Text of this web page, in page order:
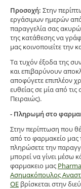
Προσοχή: Στην
εργάσιμων ημερών
παραγγελία σας
της κατάθεσης να
μας κοινοποιείτε
Τα τυχόν έξοδα της
και επιβαρύνουν
αποφύγετε επιπλέον
ευθείας σε μία από
Πειραιώς).
- Πληρωμή στο
Στην περίπτωση που
από το φαρμακείο μας
πληρώσετε την
μπορεί να γίνει μέσω
φαρμακειο μας
Ασημακόπουλος
ΟΕ βρίσκεται στην